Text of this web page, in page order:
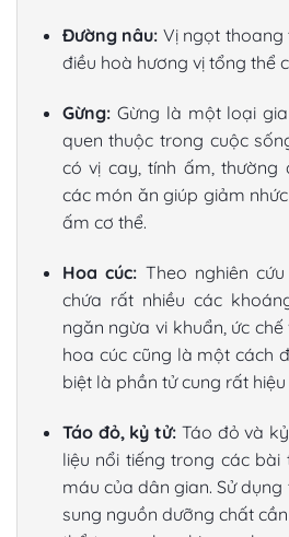
Đường nâu: Vị ngọt thoang
điều hoà hương vị tổng thể
Gừng: Gừng là một loại
quen thuộc trong cuộc
có vị cay, tính ấm, thường
các món ăn giúp giảm
ấm cơ thể.
Hoa cúc: Theo nghiên
chứa rất nhiều các
ngăn ngừa vi khuẩn, ức
hoa cúc cũng là một cách
biệt là phần tử cung rất hiệu
Táo đỏ, kỷ tử: Táo đỏ và
liệu nổi tiếng trong các bài
máu của dân gian. Sử
sung nguồn dưỡng chất